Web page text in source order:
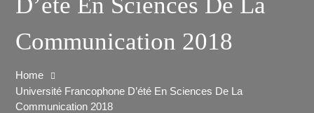
Communication 2018
Home
Université Francophone D’été En Sciences De La
Communication 2018